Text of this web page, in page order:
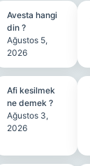
Avesta hangi
din ?
Ağustos 5,
2026
Afi kesilmek
ne demek ?
Ağustos 3,
2026